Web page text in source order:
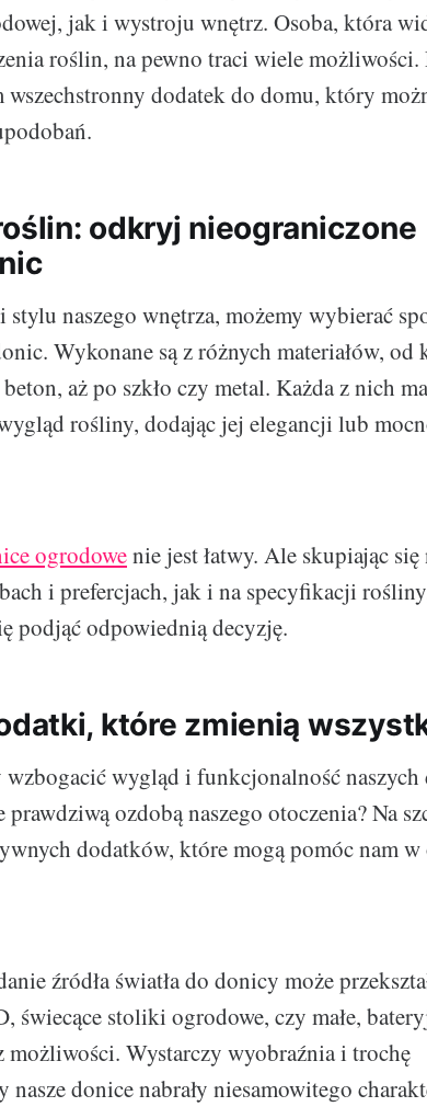
jak i wystroju wnętrz. Osoba, która
roślin, na pewno traci wiele
wszechstronny dodatek do domu, który
odkryj nieograniczone
naszego wnętrza, możemy wybierać
Wykonane są z różnych materiałów, od
aż po szkło czy metal. Każda z nich
rośliny, dodając jej elegancji lub
ogrodowenie jest łatwy. Ale skupiając się
i prefercjach, jak i na specyfikacji
podjąć odpowiednią decyzję.
które zmienią
wygląd i funkcjonalność naszych
prawdziwą ozdobą naszego otoczenia? Na
dodatków, które mogą pomóc nam
źródła światła do donicy może
świecące stoliki ogrodowe, czy małe,
Wystarczy wyobraźnia i trochę
nasze donice nabrały niesamowitego